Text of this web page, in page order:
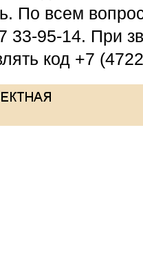
По всем
95-14. При
код +7